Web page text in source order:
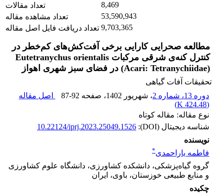
تعداد مقالات
8,469
تعداد مشاهده مقاله
53,590,943
تعداد دریافت فایل اصل مقاله 9,703,365
مطالعه صحرایی کارایی برخی آفت‌کش‌های کم‌خطر در
کنترل کنه‌ی شرقی مرکبات Eutetranychus orientalis
(Acari: Tetranychiidae) در فضای سبز شهری اهواز
تحقیقات آفات گیاهی
دوره 13، شماره 2
، شهریور 1402 ، صفحه 87-92
اصل مقاله
(
424.48 K
)
نوع مقاله: مقاله کوتاه
شناسه دیجیتال (DOI):
10.22124/iprj.2023.25049.1526
نویسنده
فاطمه یاراحمدی*
گروه گیاه‌پزشکی، دانشکده کشاورزی، دانشگاه علوم کشاورزی
و منابع طبیعی خوزستان، باوی، ایران
چکیده